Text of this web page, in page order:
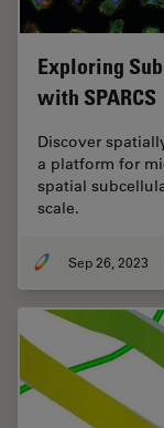
Exploring
with SPARCS
Discover
a platform for
spatial
scale.
Sep 26, 2023